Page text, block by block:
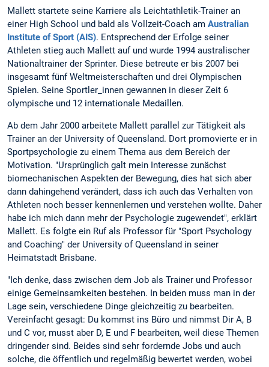
Mallett startete seine Karriere als Leichtathletik-Trainer an
einer High School und bald als Vollzeit-Coach am Australian
Institute of Sport (AIS). Entsprechend der Erfolge seiner
Athleten stieg auch Mallett auf und wurde 1994 australischer
Nationaltrainer der Sprinter. Diese betreute er bis 2007 bei
insgesamt fünf Weltmeisterschaften und drei Olympischen
Spielen. Seine Sportler_innen gewannen in dieser Zeit 6
olympische und 12 internationale Medaillen.
Ab dem Jahr 2000 arbeitete Mallett parallel zur Tätigkeit als
Trainer an der University of Queensland. Dort promovierte er in
Sportpsychologie zu einem Thema aus dem Bereich der
Motivation. "Ursprünglich galt mein Interesse zunächst
biomechanischen Aspekten der Bewegung, dies hat sich aber
dann dahingehend verändert, dass ich auch das Verhalten von
Athleten noch besser kennenlernen und verstehen wollte. Daher
habe ich mich dann mehr der Psychologie zugewendet", erklärt
Mallett. Es folgte ein Ruf als Professor für "Sport Psychology
and Coaching" der University of Queensland in seiner
Heimatstadt Brisbane.
"Ich denke, dass zwischen dem Job als Trainer und Professor
einige Gemeinsamkeiten bestehen. In beiden muss man in der
Lage sein, verschiedene Dinge gleichzeitig zu bearbeiten.
Vereinfacht gesagt: Du kommst ins Büro und nimmst Dir A, B
und C vor, musst aber D, E und F bearbeiten, weil diese Themen
dringender sind. Beides sind sehr fordernde Jobs und auch
solche, die öffentlich und regelmäßig bewertet werden, wobei